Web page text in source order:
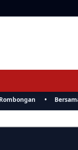
•Bersama
Kian Parah,
Ini Musibah untuk